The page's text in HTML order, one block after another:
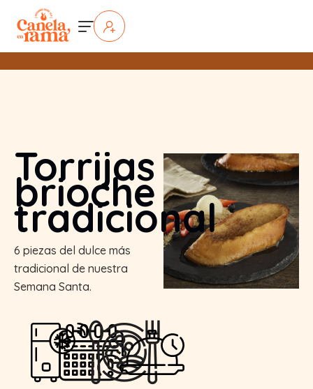
Torrijas
brioche
tradicional
6 piezas del dulce más
tradicional de nuestra
Semana Santa.